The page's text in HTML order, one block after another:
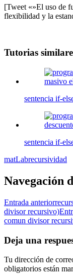
[Tweet «»El uso de
flexibilidad y la
Tutorias
sentencia if-
sentencia if-
matLabrecursividad
Navegación
Entrada anterior
divisor recursivo)
comun divisor
Deja una
Tu dirección de
obligatorios están